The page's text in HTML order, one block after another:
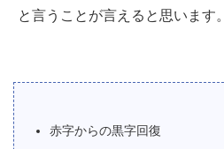
と言うことが言えると思います。
赤字からの黒字回復